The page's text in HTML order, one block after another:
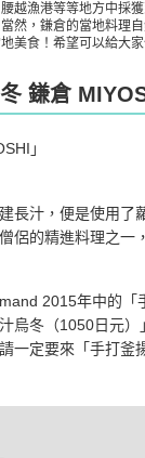
越漁港等等地方中採
然，鎌倉的當地料理
美食！希望可以給大家
鎌倉
長汁，便是使用了
侶的精進料理之一
2015年中的「
烏冬（1050日元
一定要來「手打釜